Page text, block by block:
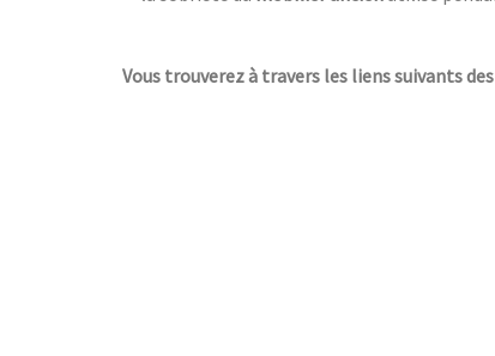
Vous trouverez à travers les liens suivants